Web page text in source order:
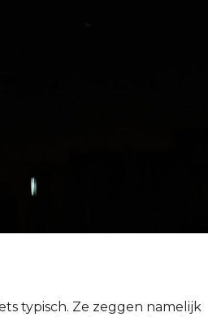
typisch. Ze zeggen namelijk